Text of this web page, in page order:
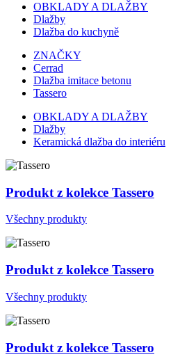
OBKLADY A DLAŽBY
Dlažby
Dlažba do kuchyně
ZNAČKY
Cerrad
Dlažba imitace betonu
Tassero
OBKLADY A DLAŽBY
Dlažby
Keramická dlažba do interiéru
Produkt z kolekce Tassero
Všechny produkty
Produkt z kolekce Tassero
Všechny produkty
Produkt z kolekce Tassero